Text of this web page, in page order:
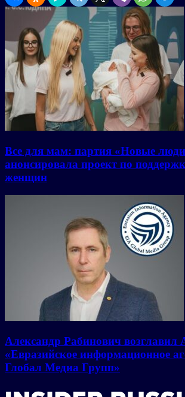
Все для мам: партия «Новые
анонсировала проект по
женщин
Александр Рабинович возглавил
«Евразийское информационное
Глобал Медиа Групп»